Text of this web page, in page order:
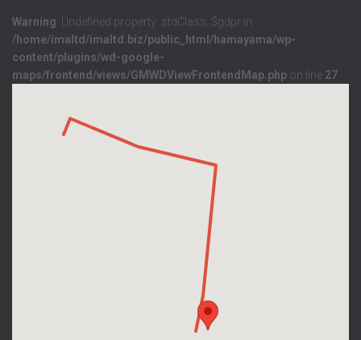
Warning: Undefined property: stdClass::$gdpr in
/home/imaltd/imaltd.biz/public_html/hamayama/wp-
content/plugins/wd-google-
maps/frontend/views/GMWDViewFrontendMap.php on line 27